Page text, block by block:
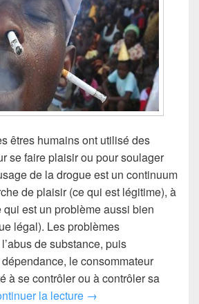
êtres humains ont utilisé des
se faire plaisir ou pour soulager
de la drogue est un continuum
de plaisir (ce qui est légitime), à
est un problème aussi bien
légal). Les problèmes
de substance, puis
dépendance, le consommateur
à se contrôler ou à contrôler sa
la lecture PEUT-ON GUÉRIR
→